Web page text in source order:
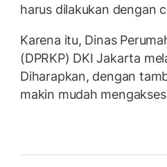
harus dilakukan dengan
Karena itu, Dinas
(DPRKP) DKI Jakarta
Diharapkan, dengan
makin mudah